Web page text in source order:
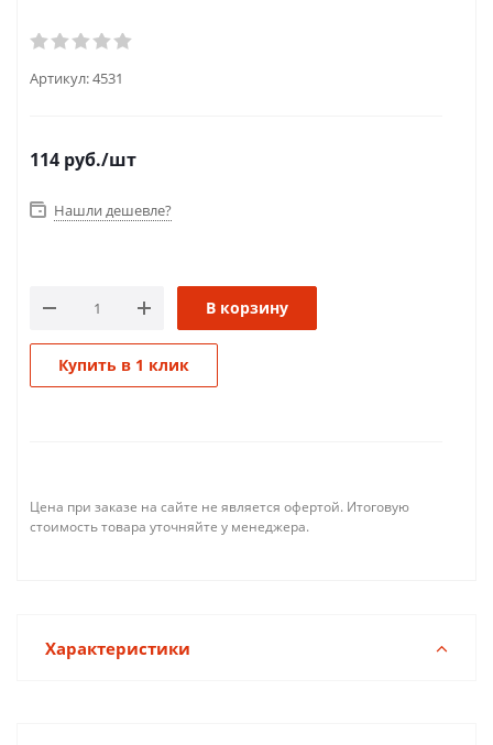
Артикул:4531
114 руб./шт
Нашли дешевле?
В корзину
Купить в 1 клик
Цена при заказе на сайте не является офертой. Итоговую
стоимость товара уточняйте у менеджера.
Характеристики